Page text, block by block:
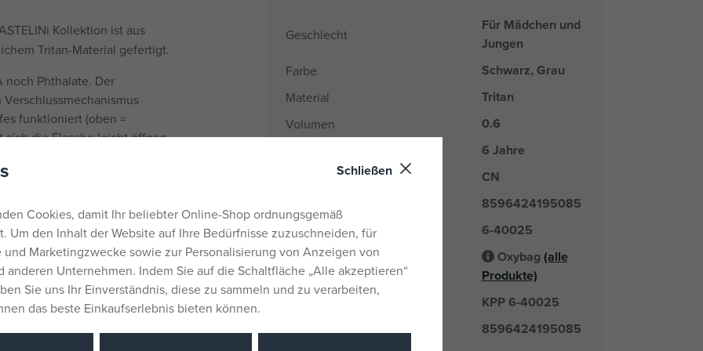
Kollektion ist aus
Tritan-Material gefertigt.
noch Phthalate. Der
funktioniert (oben =
sich die Flasche leicht öffnen
geschützt. Auf der
die dabei hilft, einen
Temperatur von
einfach, der Durchmesser
Getränke geeignet.
Geschlecht
Für Mädchen und
Jungen
Farbe Schwarz, Grau
Material Tritan
Volumen 0.6
6 Jahre
Herkunftsland CN
8596424195085
Liefernummer 6-40025
Hersteller / Lieferant
Oxybag (alle
Produkte)
KPP 6-40025
EAN 8596424195085
Schließen
Cookies, damit Ihr beliebter Online-Shop ordnungsgemäß
Um den Inhalt der Website auf Ihre Bedürfnisse zuzuschneiden, für
und Marketingzwecke sowie zur Personalisierung von Anzeigen von
anderen Unternehmen. Indem Sie auf die Schaltfläche „Alle akzeptieren“
Sie uns Ihr Einverständnis, diese zu sammeln und zu verarbeiten,
das beste Einkaufserlebnis bieten können.